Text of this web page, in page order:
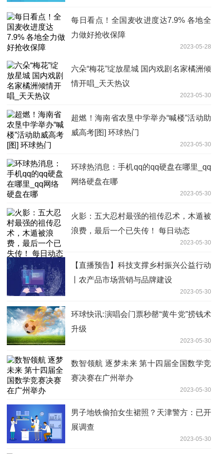
每日看点！全国麦收进度达7.9% 各地全
力做好抢收保障
2023-05-28
六朵“梅花”绽放星城 国内戏剧名家橘洲倾
情开唱_天天热议
2023-05-30
超燃！海南省农垦中学举办“喊楼”活动助
威高考[图] 环球热门
2023-05-30
环球热消息：手机qq的qq硬盘在哪里_qq
网络硬盘在哪
2023-05-30
火影：五大忍村最强的祖传忍术，木遁被
浪费，最后一个已失传！ 每日动态
2023-05-30
【直播预告】科技支撑乡村振兴公益行动
丨农产品市场营销与品牌建设
2023-05-30
环球快讯:演唱会门票秒罄“黄牛党”捞钱术
升级
2023-05-30
数智领航 逐梦未来 第十四届全国数学竞
赛决赛在广州举办
2023-05-30
男子地铁偷拍女生裙照？天津警方：已开
展调查
2023-05-30